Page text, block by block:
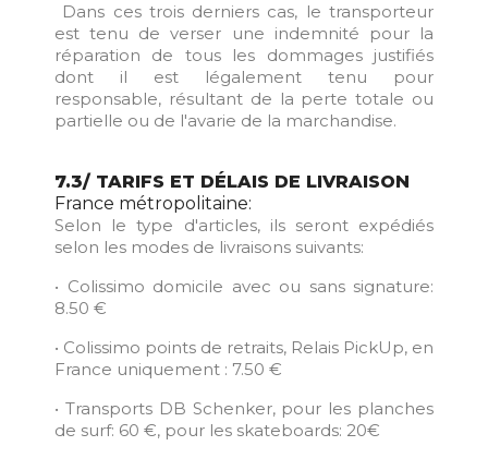
Dans ces trois derniers cas, le transporteur
est tenu de verser une indemnité pour la
réparation de tous les dommages justifiés
dont il est légalement tenu pour
responsable, résultant de la perte totale ou
partielle ou de l'avarie de la marchandise.
7.3/ TARIFS ET DÉLAIS DE LIVRAISON
France métropolitaine:
Selon le type d'articles, ils seront expédiés
selon les modes de livraisons suivants:
• Colissimo domicile avec ou sans signature:
8.50 €
• Colissimo points de retraits, Relais PickUp, en
France uniquement : 7.50 €
• Transports DB Schenker, pour les planches
de surf: 60 €, pour les skateboards: 20€